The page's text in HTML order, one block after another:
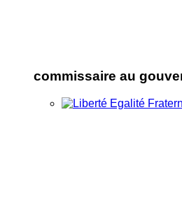
commissaire au